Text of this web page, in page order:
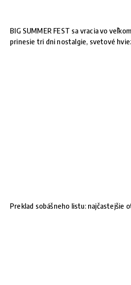
BIG SUMMER FEST sa vracia vo
prinesie tri dni nostalgie, svetové
Preklad sobášneho listu: najčastejšie